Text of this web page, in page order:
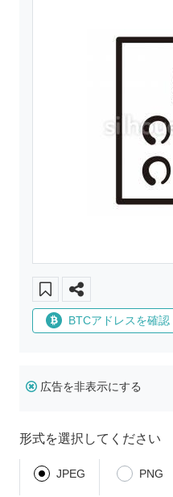
BTCアドレスを確認
広告を非表示にする
形式を選択してください
JPEG PNG